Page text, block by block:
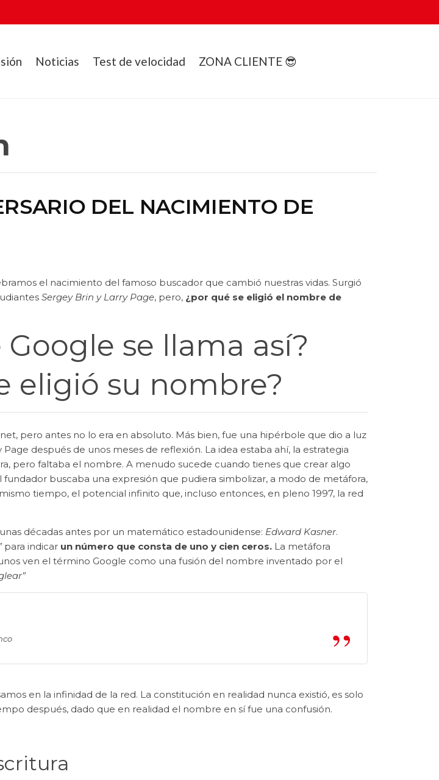
Noticias Test de velocidad ZONA CLIENTE 😎
DEL NACIMIENTO DE
el nacimiento del famoso buscador que cambió nuestras vidas. Surgió
Sergey Brin y Larry Page, pero, ¿por qué se eligió el nombre de
se llama así?
eligió su nombre?
pero antes no lo era en absoluto. Más bien, fue una hipérbole que dio a luz
después de unos meses de reflexión. La idea estaba ahí, la estrategia
pero faltaba el nombre. A menudo sucede cuando tienes que crear algo
fundador buscaba una expresión que pudiera simbolizar, a modo de metáfora,
tiempo, el potencial infinito que, incluso entonces, en pleno 1997, la red
décadas antes por un matemático estadounidense: Edward Kasner.
para indicar un número que consta de uno y cien ceros.La metáfora
ven el término Google como una fusión del nombre inventado por el
”
en la infinidad de la red. La constitución en realidad nunca existió, es solo
después, dado que en realidad el nombre en sí fue una confusión.